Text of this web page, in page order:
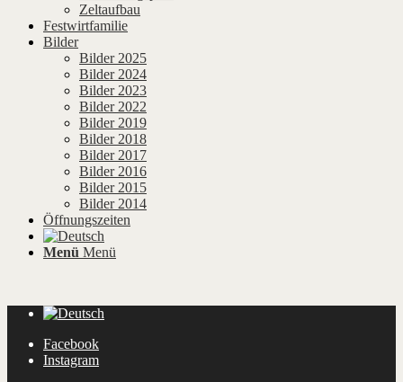
Zeltaufbau
Festwirtfamilie
Bilder
Bilder 2025
Bilder 2024
Bilder 2023
Bilder 2022
Bilder 2019
Bilder 2018
Bilder 2017
Bilder 2016
Bilder 2015
Bilder 2014
Öffnungszeiten
Menü Menü
Facebook
Instagram